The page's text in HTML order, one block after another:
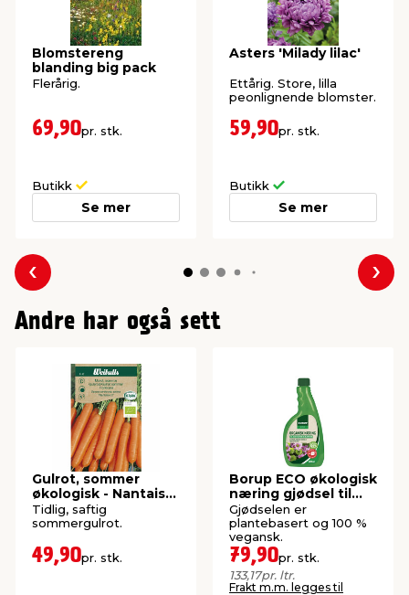
Blomstereng
blanding big pack
Flerårig.
69,90pr. stk.
Butikk
Se mer
Asters 'Milady lilac'
Ettårig. Store, lilla
peonlignende blomster.
59,90pr. stk.
Butikk
Se mer
Forrige
Andre har også sett
Gulrot, sommer
økologisk - Nantaise
2
Tidlig, saftig
sommergulrot.
49,90pr. stk.
Borup ECO økologisk
næring gjødsel til
blomster 600 ml
Gjødselen er
plantebasert og 100 %
vegansk.
79,90pr. stk.
133,17pr. ltr.
Frakt m.m. legges til